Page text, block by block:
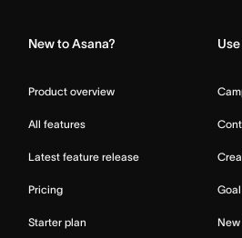
New to Asana?
Product overview
All features
Latest feature release
Pricing
Starter plan